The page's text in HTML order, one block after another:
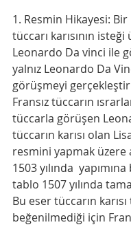
1. Resmin Hikayesi: Bir
tüccarı karısının
Leonardo Da vinci ile
yalnız Leonardo Da
görüşmeyi
Fransız tüccarın
tüccarla görüşen
tüccarın karısı olan
resmini yapmak üzere
1503 yılında
tablo 1507 yılında
Bu eser tüccarın
beğenilmediği için